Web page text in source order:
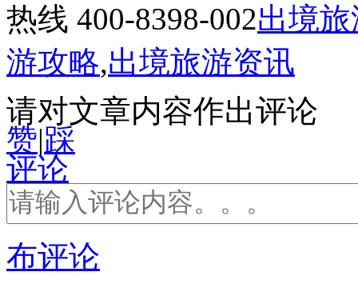
热线 400-8398-002出境
游攻略,出境旅游资讯
请对文章内容作出评论
赞|踩
评论
布评论